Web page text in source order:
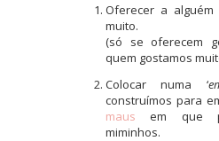
Oferecer a
muito.
(só se oferecem
quem gostamos
Colocar numa ‘
construímos para
maus em que
miminhos.